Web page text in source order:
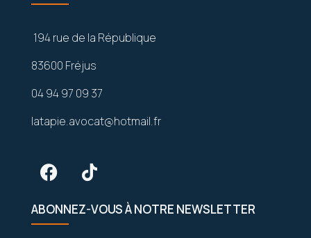
194 rue de la République
83600 Fréjus
04 94 97 09 37
latapie.avocat@hotmail.fr
ABONNEZ-VOUS À NOTRE NEWSLETTER